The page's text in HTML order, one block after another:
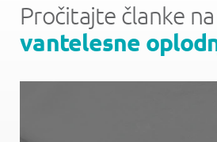
Pročitajte članke
vantelesne